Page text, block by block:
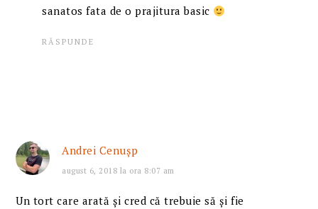
sanatos fata de o prajitura basic
RĂSPUNDE
Andrei Cenuşp
august 6, 2018 la ora 8:07 am
Un tort care arată şi cred că trebuie să şi fie